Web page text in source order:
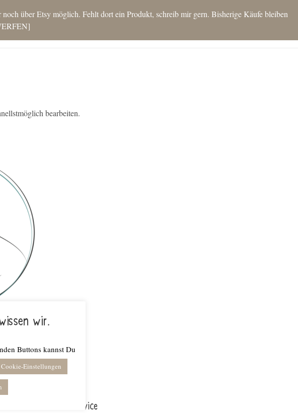
über Etsy möglich. Fehlt dort ein Produkt, schreib mir gern. Bisherige Käufe bleiben
bearbeiten.
Service
wir.
Buttons kannst Du
Cookie-Einstellungen